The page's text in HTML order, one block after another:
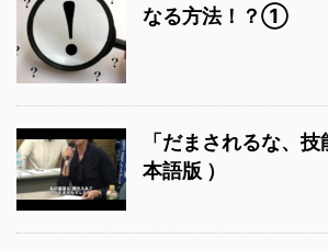
なる方法！？①
「だまされるな、
本語版 ）